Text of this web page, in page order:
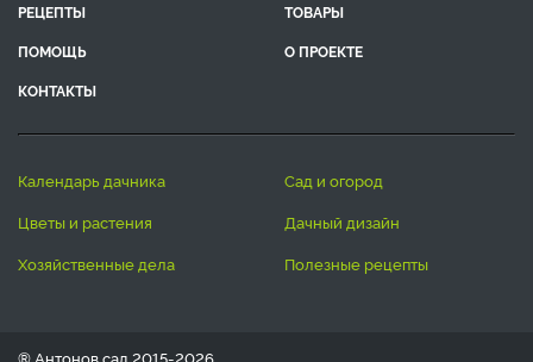
РЕЦЕПТЫ
ТОВАРЫ
ПОМОЩЬ
О ПРОЕКТЕ
КОНТАКТЫ
календарь дачника
сад и огород
цветы и растения
дачный дизайн
хозяйственные дела
полезные рецепты
® Антонов сад 2015-2026